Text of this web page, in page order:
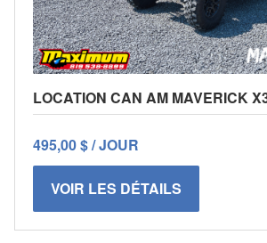
LOCATION CAN AM MAVERICK
495,00 $ / JOUR
VOIR LES DÉTAILS